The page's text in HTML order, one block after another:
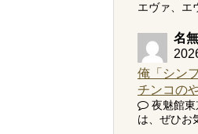
エヴァ、エ
名
俺「シン
チンコの
夜魅館
は、ぜひお